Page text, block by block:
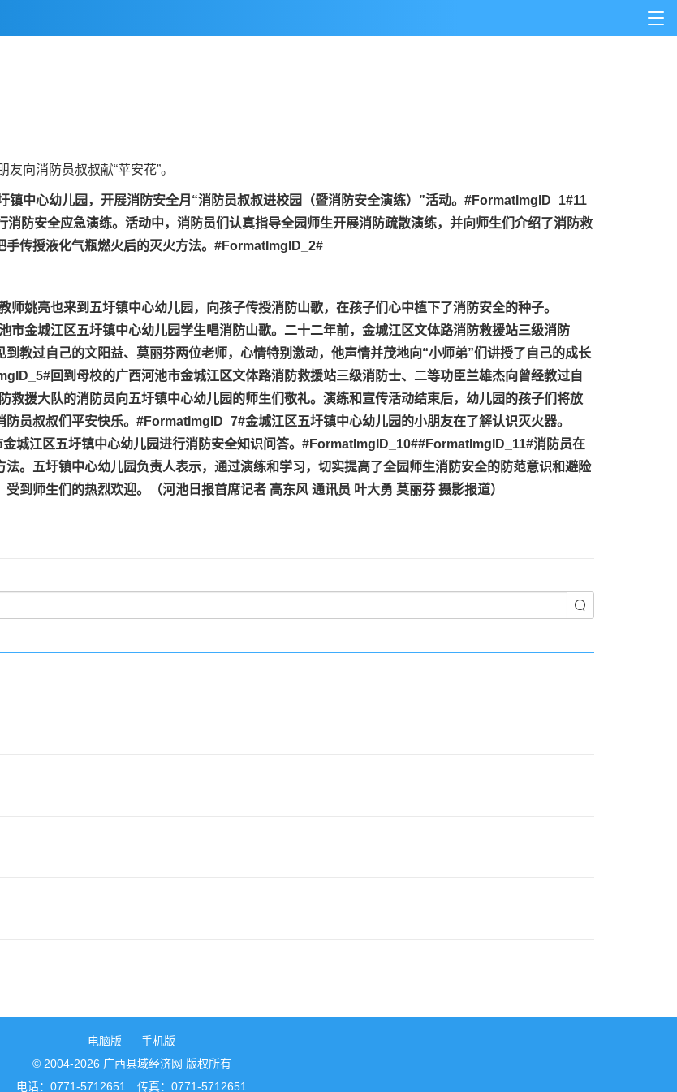
向消防员叔叔献“苹安花”。
中心幼儿园，开展消防安全月“消防员叔叔进校园（暨消防安全演练）”活动。 #FormatImgID_1#11
防安全应急演练。 活动中，消防员们认真指导全园师生开展消防疏散演练，并向师生们介绍了消防救
传授液化气瓶燃火后的灭火方法。 #FormatImgID_2#
师姚亮也来到五圩镇中心幼儿园，向孩子传授消防山歌，在孩子们心中植下了消防安全的种子。
市金城江区五圩镇中心幼儿园学生唱消防山歌。 二十二年前，金城江区文体路消防救援站三级消防
教过自己的文阳益、莫丽芬两位老师，心情特别激动，他声情并茂地向“小师弟”们讲授了自己的成长
回到母校的广西河池市金城江区文体路消防救援站三级消防士、二等功臣兰雄杰向曾经教过自
救援大队的消防员向五圩镇中心幼儿园的师生们敬礼。 演练和宣传活动结束后，幼儿园的孩子们将放
员叔叔们平安快乐。 #FormatImgID_7#金城江区五圩镇中心幼儿园的小朋友在了解认识灭火器。
城江区五圩镇中心幼儿园进行消防安全知识问答。 #FormatImgID_10##FormatImgID_11#消防员在
。
五圩镇中心幼儿园负责人表示，通过演练和学习，切实提高了全园师生消防安全的防范意识和避险
到师生们的热烈欢迎。（河池日报首席记者 高东风 通讯员 叶大勇 莫丽芬 摄影报道）
电脑版
手机版
© 2004-2026 广西县域经济网 版权所有
电话：0771-5712651 传真：0771-5712651